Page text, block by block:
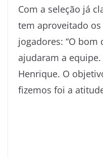
Com a seleção já
tem aproveitado
jogadores: “O
ajudaram a
Henrique. O
fizemos foi a